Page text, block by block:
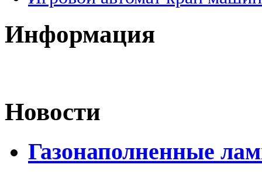
Информация
Новости
Газонаполненные